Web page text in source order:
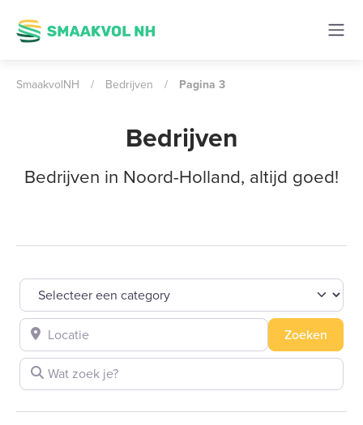
SmaakvolNH / Bedrijven / Pagina 3
Bedrijven
Bedrijven in Noord-Holland, altijd goed!
Selecteer een category
Wat zoek je?
Locatie Zoeken